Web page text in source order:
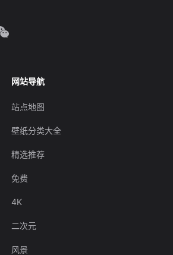
网站导航
站点地图
壁纸分类大全
精选推荐
免费
4K
二次元
风景